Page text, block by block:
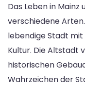
Das Leben in
verschiedene
lebendige Stadt
Kultur. Die Altstadt
historischen
Wahrzeichen der